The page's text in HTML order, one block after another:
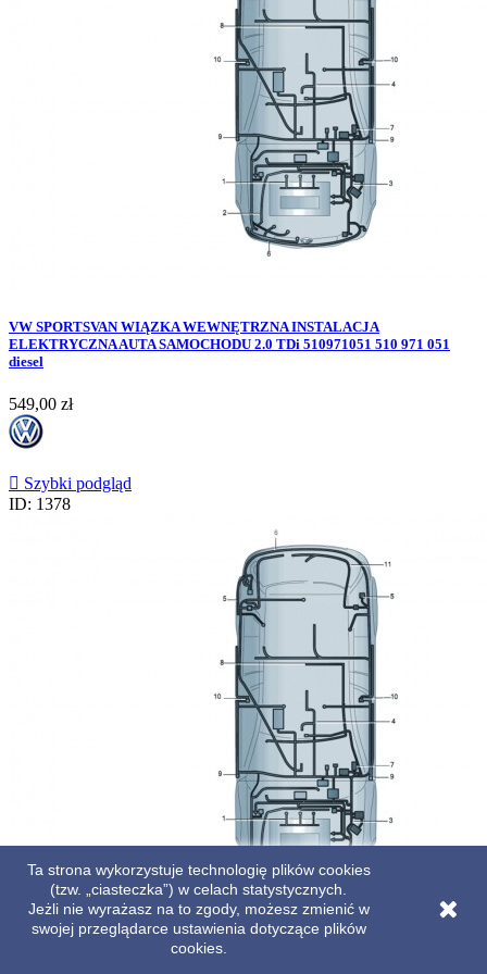
VW SPORTSVAN WIĄZKA WEWNĘTRZNA INSTALACJA
ELEKTRYCZNA AUTA SAMOCHODU 2.0 TDi 510971051 510 971 051
diesel
Cena
549,00 zł
 Szybki podgląd
ID: 1378
Ta strona wykorzystuje technologię plików cookies
(tzw. „ciasteczka”) w celach statystycznych.
Jeżli nie wyrażasz na to zgody, możesz zmienić w
swojej przeglądarce ustawienia dotyczące plików
cookies.